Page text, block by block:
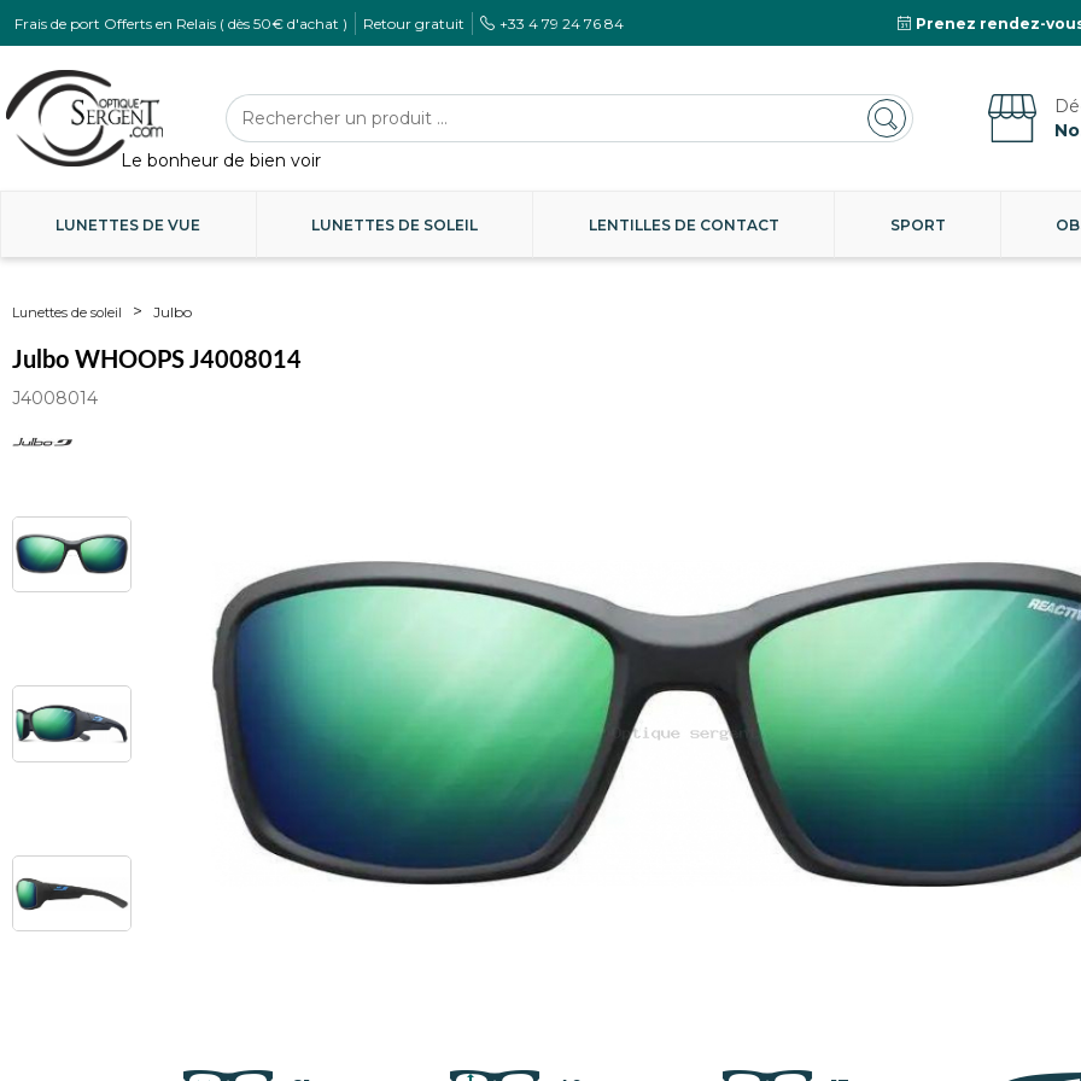
Frais de port Offerts en Relais ( dès 50€ d'achat ) Retour gratuit +33 4 79 24 76 84 Prenez rendez-
LUNETTES DE VUE LUNETTES DE SOLEIL LENTILLES DE CONTACT SPORT
Lunettes de soleil Julbo
Julbo WHOOPS J4008014
J4008014